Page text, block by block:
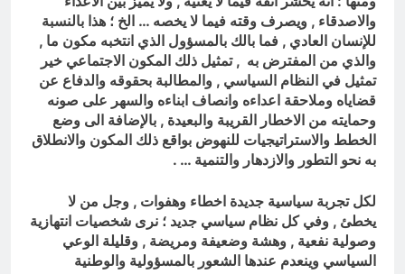
والاصدقاء , ويصرف وقته فيما لا يخصه … الخ ؛ هذا بالنسبة
للإنسان العادي , فما بالك بالمسؤول الذي انتخبه مكون ما ,
والذي من المفترض به , تمثيل ذلك المكون الاجتماعي خير
تمثيل في النظام السياسي , والمطالبة بحقوقه والدفاع عن
قضاياه وملاحقة اعداءه وانصاف ابناءه والسهر على صونه
وحمايته من الاخطار القريبة والبعيدة , بالإضافة الى وضع
الخطط والاستراتيجيات للنهوض بواقع ذلك المكون والانطلاق
به نحو التطور والازدهار والتنمية … .
لكل تجربة سياسية جديدة اخطاء وهفوات , وجل من لا
يخطئ , وفي كل نظام سياسي جديد ؛ نرى شخصيات انتهازية
وصولية نفعية , وهشة وضعيفة ومريضة , وقليلة الوعي
السياسي وينعدم عندها الشعور بالمسؤولية والوطنية